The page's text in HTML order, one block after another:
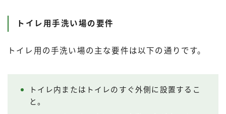
トイレ用手洗い場の要件
トイレ用の手洗い場の主な要件は以下の通りです。
トイレ内またはトイレのすぐ外側に設置するこ
と。